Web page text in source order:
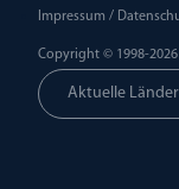
Impressum /
Copyright © 1998-2026
Aktuelle